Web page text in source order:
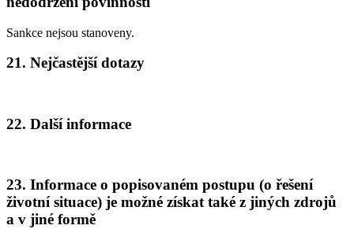
Sankce nejsou stanoveny.
21. Nejčastější dotazy
22. Další informace
23. Informace o popisovaném postupu (o řešení
životní situace) je možné získat také z jiných zdrojů
a v jiné formě